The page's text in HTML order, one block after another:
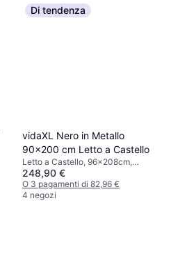
Di tendenza
vidaXL Nero in Metallo
90x200 cm Letto a Castello
Letto a Castello, 96x208cm,
Colore: Nero, Materiale: Metallo,
Altezza: 150 cm
248,90 €
O 3 pagamenti di 82,96 €
4 negozi